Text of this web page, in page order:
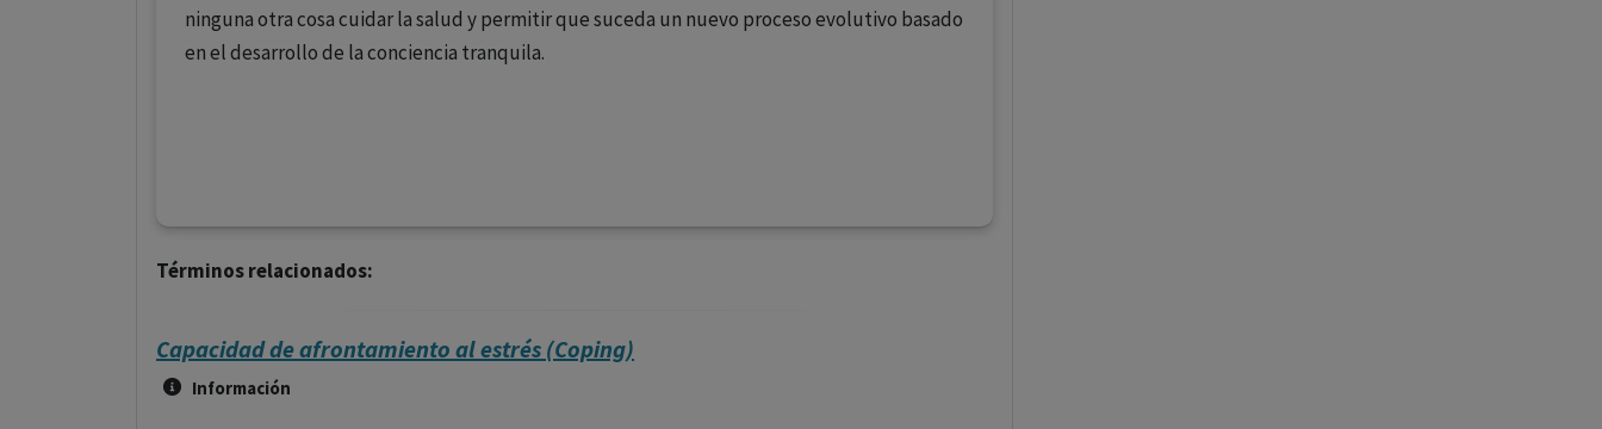
ninguna otra cosa cuidar la salud y permitir que suceda un nuevo proceso evolutivo basado
en el desarrollo de la conciencia tranquila.
Términos relacionados:
Capacidad de afrontamiento al estrés (Coping)
Información